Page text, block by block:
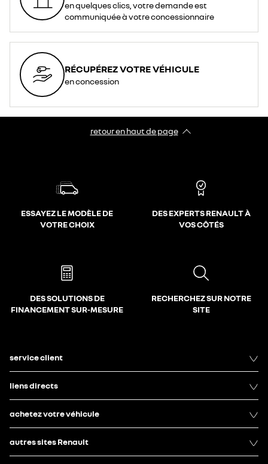
en quelques clics, votre demande est
communiquée à votre concessionnaire
RÉCUPÉREZ VOTRE VÉHICULE
en concession
retour en haut de page​
ESSAYEZ LE MODÈLE DE
VOTRE CHOIX
DES EXPERTS RENAULT À
VOS CÔTÉS
DES SOLUTIONS DE
FINANCEMENT SUR-MESURE
RECHERCHEZ SUR NOTRE
SITE
service client
liens directs
achetez votre véhicule
autres sites Renault